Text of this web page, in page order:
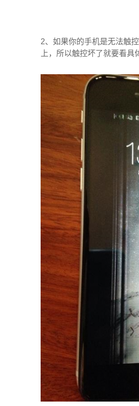
2、如果你的手机是无法触
上，所以触控坏了就要看具